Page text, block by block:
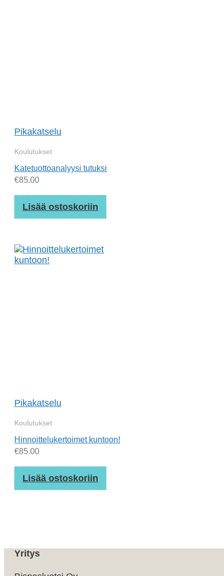
Pikakatselu
Koulutukset
Katetuottoanalyysi tutuksi
€85.00
Lisää ostoskoriin
Pikakatselu
Koulutukset
Hinnoittelukertoimet kuntoon!
€85.00
Lisää ostoskoriin
Yritys